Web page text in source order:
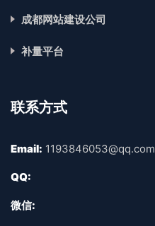
成都网站建设公司
补量平台
联系方式
Email: 1193846053@qq.com
QQ:
微信: